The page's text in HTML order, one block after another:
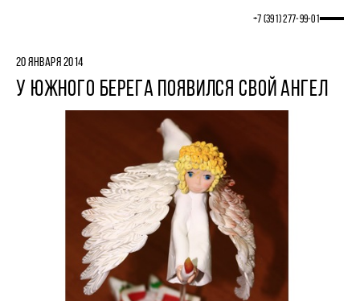
+7 (391) 277‒99‒01
20 ЯНВАРЯ 2014
У ЮЖНОГО БЕРЕГА ПОЯВИЛСЯ СВОЙ АНГЕЛ